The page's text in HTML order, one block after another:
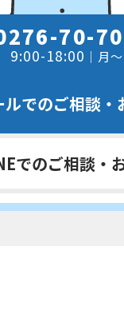
70-
9:00-18:00 ｜月
ルでのご相談
でのご相談 ・